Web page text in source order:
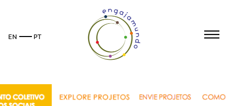
conteúdo
EN PT